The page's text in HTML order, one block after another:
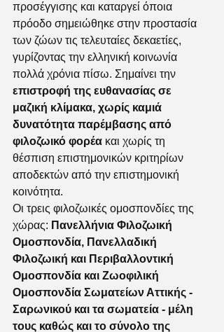
προσέγγισης και καταργεί όποια
πρόοδο σημειώθηκε στην προστασία
των ζώων τις τελευταίες δεκαετίες,
γυρίζοντας την ελληνική κοινωνία
πολλά χρόνια πίσω. Σημαίνει την
επιστροφή της ευθανασίας σε
μαζική κλίμακα, χωρίς καμιά
δυνατότητα παρέμβασης από
φιλοζωικό φορέα και χωρίς τη
θέσπιση επιστημονικών κριτηρίων
αποδεκτών από την επιστημονική
κοινότητα.
Οι τρεις φιλοζωικές ομοσπονδίες της
χώρας: Πανελλήνια Φιλοζωική
Ομοσπονδία, Πανελλαδική
Φιλοζωική και Περιβαλλοντική
Ομοσπονδία και Ζωοφιλική
Ομοσπονδία Σωματείων Αττικής ‐
Σαρωνικού και τα σωματεία ‐ μέλη
τους καθώς και το σύνολο της